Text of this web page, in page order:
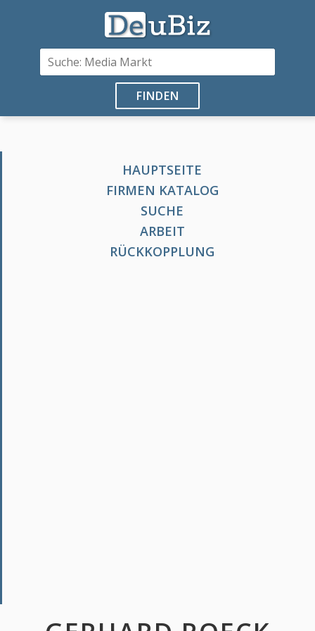
FINDEN
HAUPTSEITE
FIRMEN KATALOG
SUCHE
ARBEIT
RÜCKKOPPLUNG